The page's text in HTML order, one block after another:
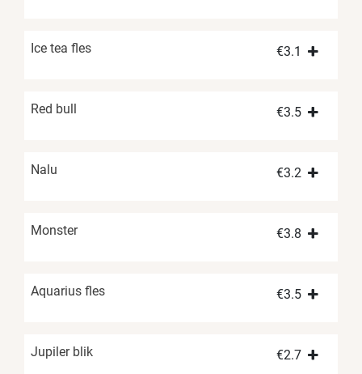
Ice tea fles €3.1
Red bull €3.5
Nalu €3.2
Monster €3.8
Aquarius fles €3.5
Jupiler blik €2.7